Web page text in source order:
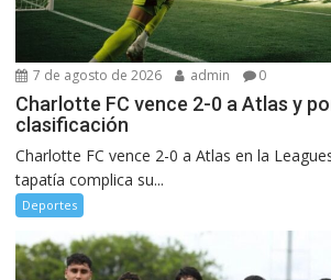
7 de agosto de 2026 admin 0
Charlotte FC vence 2-0 a Atlas y
clasificación
Charlotte FC vence 2-0 a Atlas en la
tapatía complica su...
Deportes